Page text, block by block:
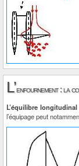
L’enfournement : la
L’équilibre
l’équipage peut